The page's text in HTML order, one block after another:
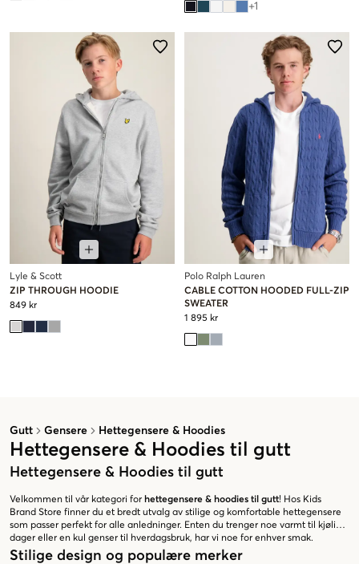
Gutt Gensere Hettegensere & Hoodies
Hettegensere & Hoodies til gutt
Hettegensere & Hoodies til gutt
Velkommen til vår kategori for hettegensere & hoodies til gutt! Hos Kids
Brand Store finner du et bredt utvalg av stilige og komfortable hettegensere
som passer perfekt for alle anledninger. Enten du trenger noe varmt til kjølige
dager eller en kul genser til hverdagsbruk, har vi noe for enhver smak.
Stilige design og populære merker
+1
Lyle & Scott
ZIP THROUGH HOODIE
849 kr
Polo Ralph Lauren
CABLE COTTON HOODED FULL-ZIP
SWEATER
1 895 kr